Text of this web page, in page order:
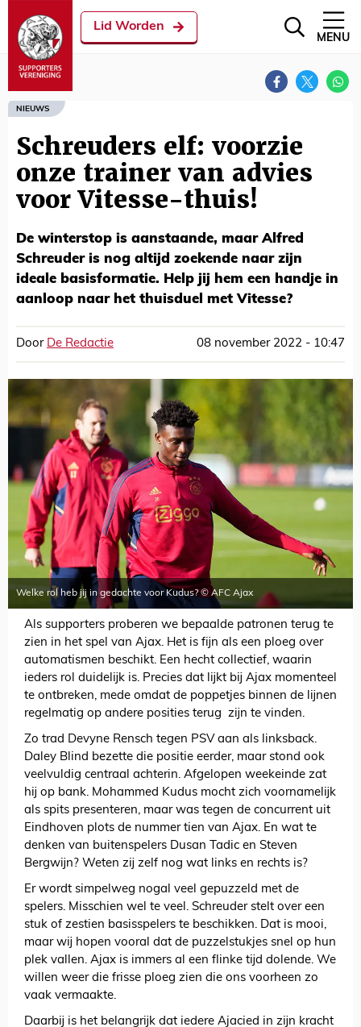
Lid Worden
MENU
NIEUWS
Schreuders elf: voorzie
onze trainer van advies
voor Vitesse-thuis!
De winterstop is aanstaande, maar Alfred
Schreuder is nog altijd zoekende naar zijn
ideale basisformatie. Help jij hem een handje in
aanloop naar het thuisduel met Vitesse?
Door De Redactie 08 november 2022 - 10:47
Welke rol heb jij in gedachte voor Kudus? © AFC Ajax
Als supporters proberen we bepaalde patronen terug te
zien in het spel van Ajax. Het is fijn als een ploeg over
automatismen beschikt. Een hecht collectief, waarin
ieders rol duidelijk is. Precies dat lijkt bij Ajax momenteel
te ontbreken, mede omdat de poppetjes binnen de lijnen
regelmatig op andere posities terug zijn te vinden.
Zo trad Devyne Rensch tegen PSV aan als linksback.
Daley Blind bezette die positie eerder, maar stond ook
veelvuldig centraal achterin. Afgelopen weekeinde zat
hij op bank. Mohammed Kudus mocht zich voornamelijk
als spits presenteren, maar was tegen de concurrent uit
Eindhoven plots de nummer tien van Ajax. En wat te
denken van buitenspelers Dusan Tadic en Steven
Bergwijn? Weten zij zelf nog wat links en rechts is?
Er wordt simpelweg nogal veel gepuzzeld met de
spelers. Misschien wel te veel. Schreuder stelt over een
stuk of zestien basisspelers te beschikken. Dat is mooi,
maar wij hopen vooral dat de puzzelstukjes snel op hun
plek vallen. Ajax is immers al een flinke tijd dolende. We
willen weer die frisse ploeg zien die ons voorheen zo
vaak vermaakte.
Daarbij is het belangrijk dat iedere Ajacied in zijn kracht